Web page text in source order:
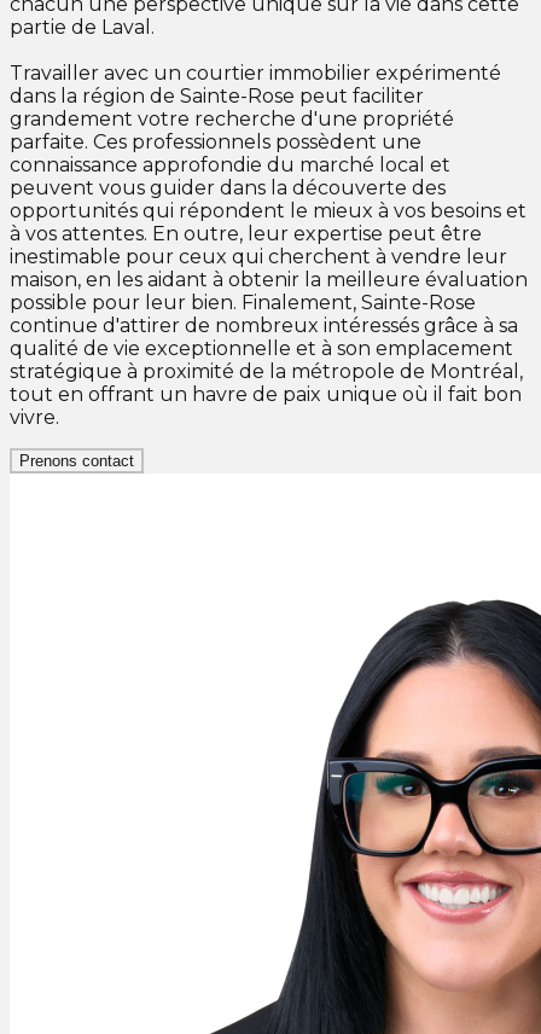
partie de Laval.
Travailler avec un courtier immobilier expérimenté
dans la région de Sainte-Rose peut faciliter
grandement votre recherche d'une propriété
parfaite. Ces professionnels possèdent une
connaissance approfondie du marché local et
peuvent vous guider dans la découverte des
opportunités qui répondent le mieux à vos besoins et
à vos attentes. En outre, leur expertise peut être
inestimable pour ceux qui cherchent à vendre leur
maison, en les aidant à obtenir la meilleure évaluation
possible pour leur bien. Finalement, Sainte-Rose
continue d'attirer de nombreux intéressés grâce à sa
qualité de vie exceptionnelle et à son emplacement
stratégique à proximité de la métropole de Montréal,
tout en offrant un havre de paix unique où il fait bon
vivre.
Prenons contact